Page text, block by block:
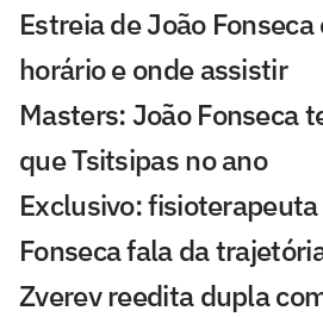
Estreia de João
horário e onde assistir
Masters: João Fonseca
que Tsitsipas no ano
Exclusivo:
Fonseca fala da
Zverev reedita dupla